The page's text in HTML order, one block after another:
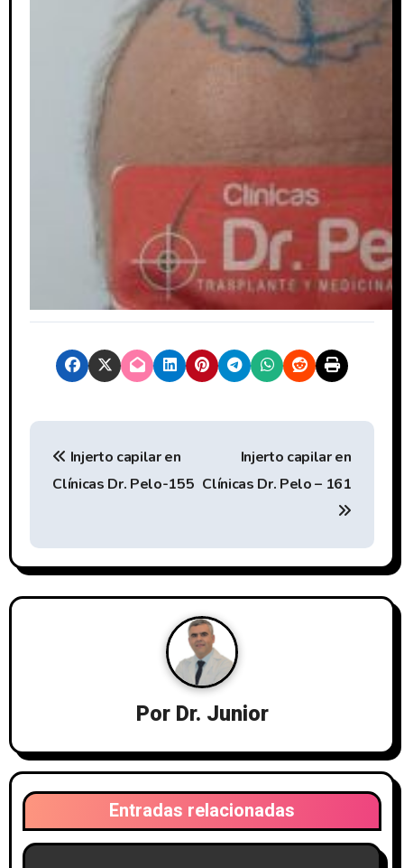
N
e
g
n
d
e
Injerto capilar en
Clínicas Dr. Pelo-155
Injerto capilar en
Clínicas Dr. Pelo – 161
Por Dr. Junior
Entradas relacionadas